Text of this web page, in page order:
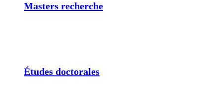
Masters recherche
Études doctorales